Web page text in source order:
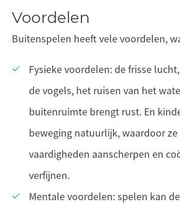
Voordelen
Buitenspelen heeft vele voordelen,
Fysieke voordelen: de frisse
de vogels, het ruisen van het
buitenruimte brengt rust. En
beweging natuurlijk, waardoor
vaardigheden aanscherpen en
verfijnen.
Mentale voordelen: spelen kan